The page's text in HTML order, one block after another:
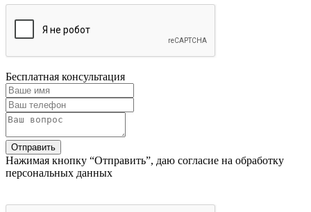
Бесплатная консультация
Нажимая кнопку “Отправить”, даю согласие на обработку
персональных данных